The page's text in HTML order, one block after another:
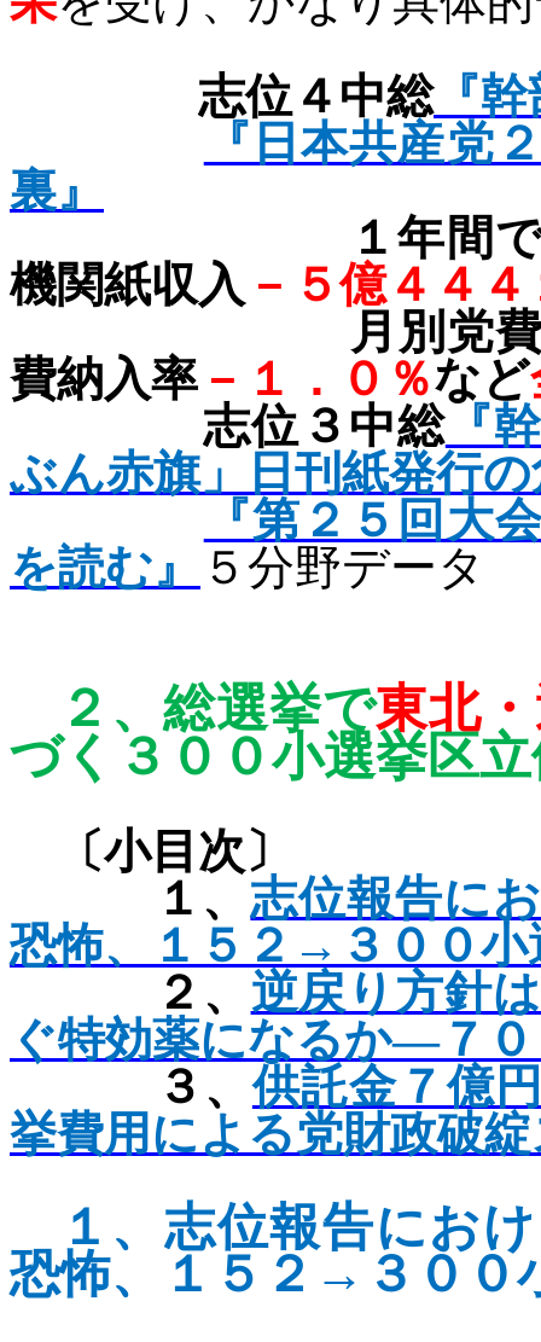
志位４中総『幹
『日本共産党
裏』
１年間で、
機関紙収入 －５億４４
月別党費納
費納入率 －１．０％など
志位３中総『
ぶん赤旗」日刊紙発行
『第２５回大
を読む』
５分野データ
２、総選挙で東北
づく３００小選挙区
〔小目次〕
１、 志位報告に
恐怖、１５２→３００小
２、 逆戻り方針
ぐ特効薬になるか―７
３、供託金７億
挙費用による党財政破
１、 志位報告にお
恐怖、１５２→３００